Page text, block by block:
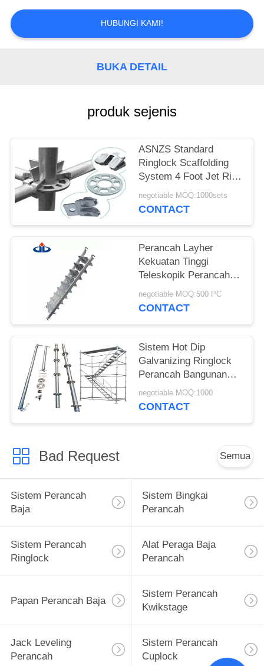
SITEMAP
HUBUNGI KAMI!
BUKA DETAIL
produk sejenis
ASNZS Standard
Ringlock Scaffolding
System 4 Foot Jet Ring
Galvanis
negotiable MOQ:1000sets
CONTACT
Perancah Layher
Kekuatan Tinggi
Teleskopik Perancah
Silverstep Tangga
negotiable MOQ:500 PC
CONTACT
Sistem Hot Dip
Galvanizing Ringlock
Perancah Bangunan
Perancah Sementara
negotiable MOQ:1000
CONTACT
Bad Request Semua
Sistem Perancah
Baja
Sistem Bingkai
Perancah
Sistem Perancah
Ringlock
Alat Peraga Baja
Perancah
Papan Perancah Baja
Sistem Perancah
Kwikstage
Jack Leveling
Perancah
Sistem Perancah
Cuplock